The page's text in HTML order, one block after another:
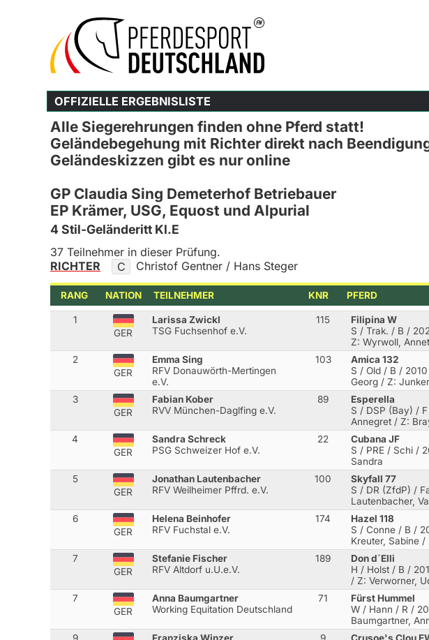
OFFIZIELLE ERGEBNISLISTE
Alle Siegerehrungen finden ohne Pferd statt!
Geländebegehung mit Richter direkt nach
Geländeskizzen gibt es nur online
GP Claudia Sing Demeterhof Betriebauer
EP Krämer, USG, Equost und Alpurial
4 Stil-Geländeritt Kl.E
37 Teilnehmer in dieser Prüfung.
RICHTER
C Christof Gentner / Hans Steger
RANG NATION TEILNEHMER KNR PFERD
1
GER
Larissa Zwickl
TSG Fuchsenhof e.V.
115
Filipina W
S / Trak. / B /
Z: Wyrwoll,
2
GER
Emma Sing
RFV Donauwörth-Mertingen
e.V.
103
Amica 132
S / Old / B /
Georg / Z:
3
GER
Fabian Kober
RVV München-Daglfing e.V.
89
Esperella
S / DSP (Bay) /
Annegret / Z:
4
GER
Sandra Schreck
PSG Schweizer Hof e.V.
22
Cubana JF
S / PRE / Schi /
Sandra
5
GER
Jonathan Lautenbacher
RFV Weilheimer Pffrd. e.V.
100
Skyfall 77
S / DR (ZfdP) /
Lautenbacher,
6
GER
Helena Beinhofer
RFV Fuchstal e.V.
174
Hazel 118
S / Conne / B /
Kreuter, Sabine
7
GER
Stefanie Fischer
RFV Altdorf u.U.e.V.
189
Don d´Elli
H / Holst / B /
/ Z: Verworner,
7
GER
Anna Baumgartner
Working Equitation Deutschland
71
Fürst Hummel
W / Hann / R /
Baumgartner,
9
Franziska Winzer
9
Crusoe's Clou